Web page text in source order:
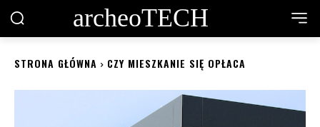
archeoTECH
STRONA GŁÓWNA CZY MIESZKANIE SIĘ OPŁACA